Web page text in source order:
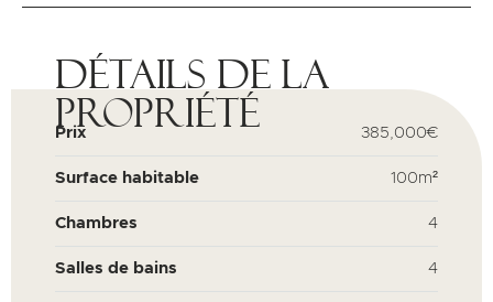
Détails de la
propriété
Prix 385,000€
Surface habitable 100m²
Chambres 4
Salles de bains 4